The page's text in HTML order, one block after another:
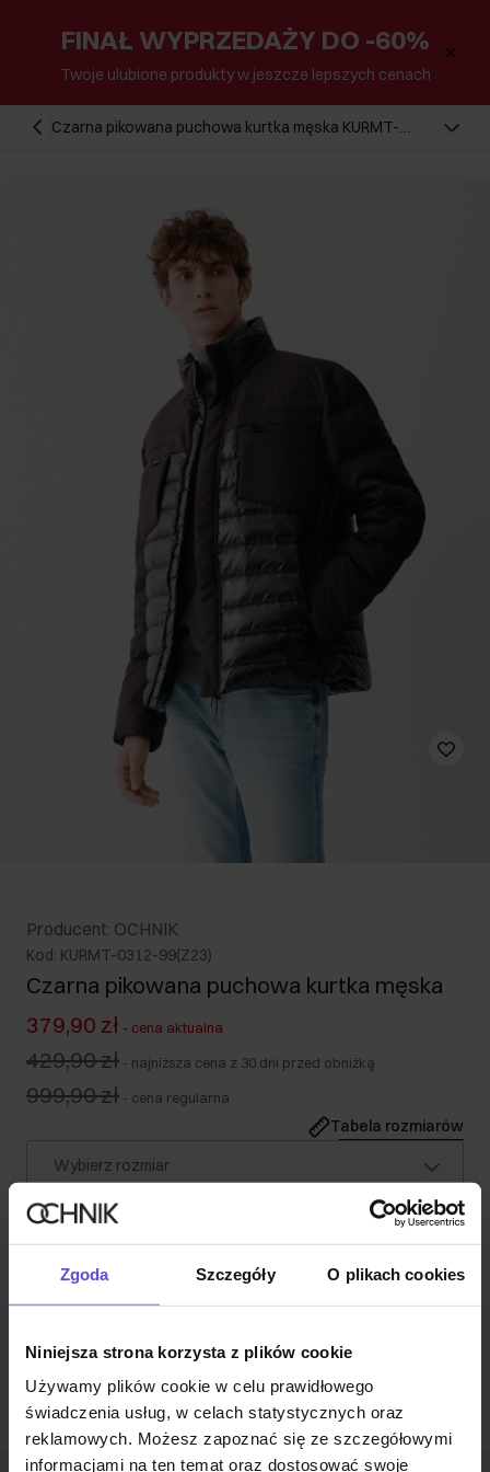
Zgoda Szczegóły O plikach cookies
Niniejsza strona korzysta z plików cookie
Używamy plików cookie w celu prawidłowego
świadczenia usług, w celach statystycznych oraz
reklamowych. Możesz zapoznać się ze szczegółowymi
informacjami na ten temat oraz dostosować swoje
FINAŁ WYPRZEDAŻY DO -60%
Twoje ulubione produkty w jeszcze lepszych cenach
Czarna pikowana puchowa kurtka męska KURMT-
Producent: OCHNIK
Kod: KURMT-0312-99(Z23)
Czarna pikowana puchowa kurtka męska
379,90 zł - cena aktualna
429,90 zł - najniższa cena z 30 dni przed obniżką
999,90 zł - cena regularna
Tabela rozmiarów
Wybierz rozmiar
Nasz model ma 188 cm wzrostu i nosi rozmiar L.
Wysyłka w 1 dzień roboczy
Opis produktu
Opinie